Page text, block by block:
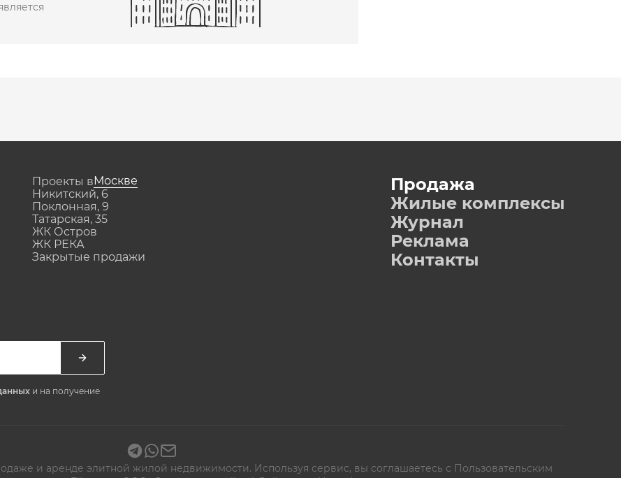
Проекты вМоскве
Никитский, 6
Поклонная, 9
Татарская, 35
ЖК Остров
ЖК РЕКА
Закрытые продажи
Продажа
Жилые комплексы
Журнал
Реклама
Контакты
и на получение
и аренде элитной жилой недвижимости. Используя сервис, вы соглашаетесь с Пользовательским